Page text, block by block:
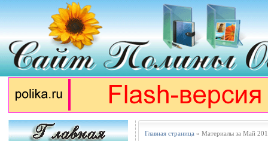
Главная страница » Материалы за Май